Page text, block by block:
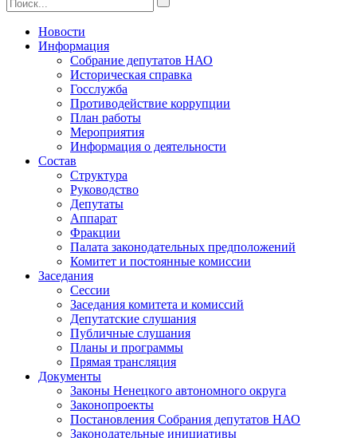
Новости
Информация
Собрание депутатов НАО
Историческая справка
Госслужба
Противодействие коррупции
План работы
Мероприятия
Информация о деятельности
Состав
Структура
Руководство
Депутаты
Аппарат
Фракции
Палата законодательных предположений
Комитет и постоянные комиссии
Заседания
Сессии
Заседания комитета и комиссий
Депутатские слушания
Публичные слушания
Планы и программы
Прямая трансляция
Документы
Законы Ненецкого автономного округа
Законопроекты
Постановления Собрания депутатов НАО
Законодательные инициативы